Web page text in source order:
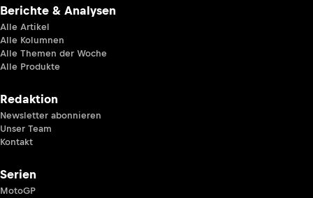
Berichte & Analysen
Alle Artikel
Alle Kolumnen
Alle Themen der Woche
Alle Produkte
Redaktion
Newsletter abonnieren
Unser Team
Kontakt
Serien
MotoGP